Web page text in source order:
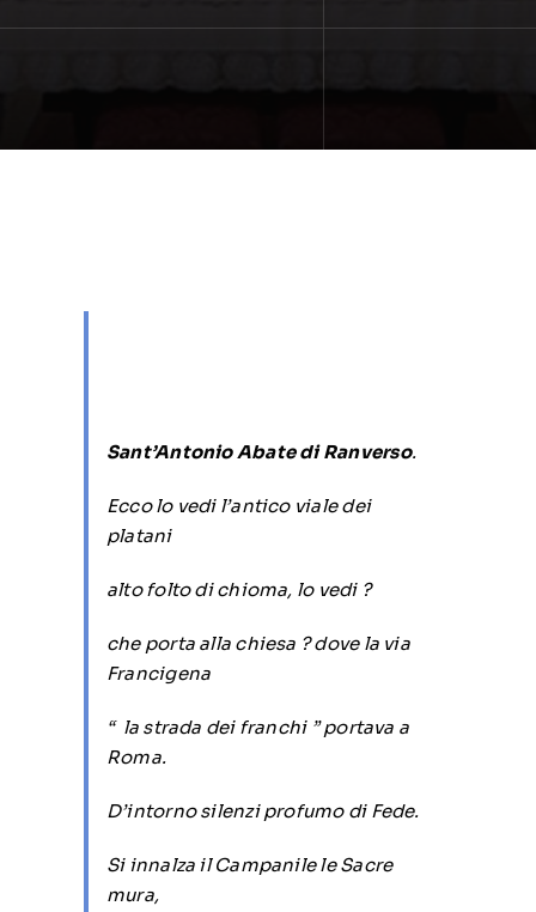
Sant’Antonio Abate di Ranverso.
Ecco lo vedi l’antico viale dei
platani
alto folto di chioma, lo vedi ?
che porta alla chiesa ? dove la via
Francigena
“ la strada dei franchi ”portava a
Roma.
D’intorno silenzi profumo di Fede.
Si innalza il Campanile le Sacre
mura,